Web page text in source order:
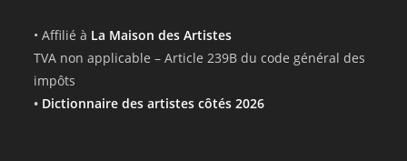
• Affilié à La Maison des Artistes
TVA non applicable – Article 239B du code général des
impôts
• Dictionnaire des artistes côtés 2026